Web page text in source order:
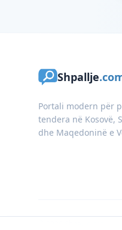
Shpallje
Portali modern për
tendera në Kosovë,
dhe Maqedoninë e